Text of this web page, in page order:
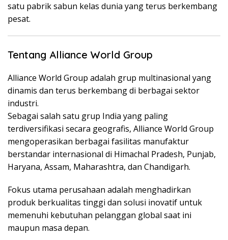
satu pabrik sabun kelas dunia yang terus berkembang
pesat.
Tentang Alliance World Group
Alliance World Group adalah grup multinasional yang
dinamis dan terus berkembang di berbagai sektor
industri.
Sebagai salah satu grup India yang paling
terdiversifikasi secara geografis, Alliance World Group
mengoperasikan berbagai fasilitas manufaktur
berstandar internasional di Himachal Pradesh, Punjab,
Haryana, Assam, Maharashtra, dan Chandigarh.
Fokus utama perusahaan adalah menghadirkan
produk berkualitas tinggi dan solusi inovatif untuk
memenuhi kebutuhan pelanggan global saat ini
maupun masa depan.